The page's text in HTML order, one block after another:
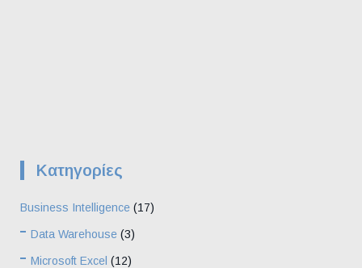
Kατηγορίες
Business Intelligence (17)
Data Warehouse (3)
Microsoft Excel (12)